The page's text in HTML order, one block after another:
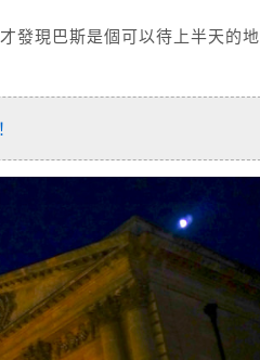
發現巴斯是個可以待上半天的地